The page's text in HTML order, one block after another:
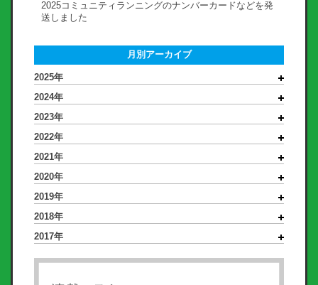
2025コミュニティランニングのナンバーカードなどを発
送しました
月別アーカイブ
2025年
2024年
2023年
2022年
2021年
2020年
2019年
2018年
2017年